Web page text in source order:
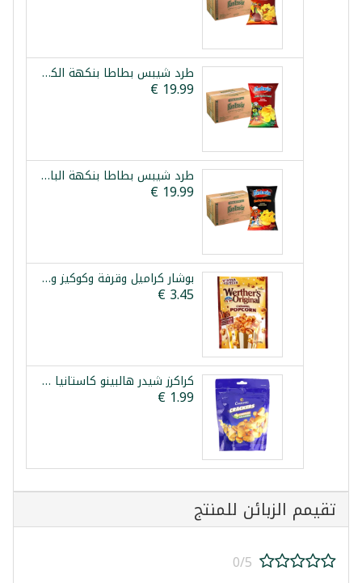
طرد شيبس بطاطا بنكهة الكاتشب فانتازيا 12×90غ
طرد شيبس بطاطا بنكهة الباربكيو المدخن فانتازيا 12×90غ
بوشار كراميل وقرفة وكوكيز ويثررز 140غ
كراكرز شيدر هالبينو كاستانيا 100غ
تقيمم الزبائن للمنتج
0/5